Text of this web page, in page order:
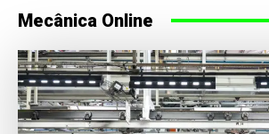
Mecânica Online